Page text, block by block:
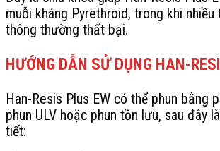
muỗi kháng Pyrethroid, trong khi nhiều
thông thường thất bại.
HƯỚNG DẪN SỬ DỤNG HAN-
Han-Resis Plus EW có thể phun bằng
phun ULV hoặc phun tồn lưu, sau đây
tiết: